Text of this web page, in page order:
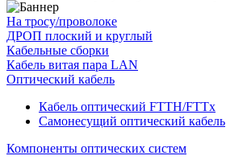
На тросу/проволоке
ДРОП плоский и круглый
Кабельные сборки
Кабель витая пара LAN
Оптический кабель
Кабель оптический FTTH/FTTx
Самонесущий оптический кабель
Компоненты оптических систем